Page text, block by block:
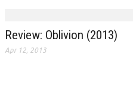
Review: Oblivion (2013)
Apr 12, 2013